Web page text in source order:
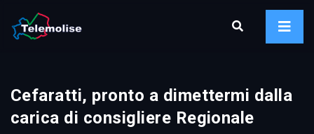
Cefaratti, pronto a dimettermi dalla
carica di consigliere Regionale